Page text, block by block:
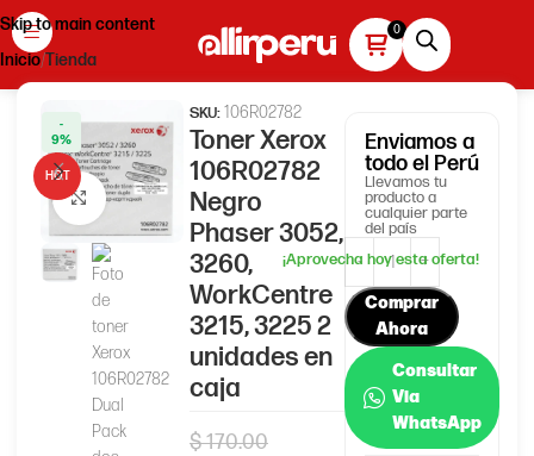
Skip to main content
Inicio Tienda
-
9%
HOT
Haga clic para ampliar
SKU:106R02782
Toner Xerox
106R02782
Negro
Phaser 3052,
3260,
WorkCentre
3215, 3225 2
unidades en
caja
$170.00
Enviamos a
todo el Perú
Llevamos tu
producto a
cualquier parte
del país
Comprar
Ahora
Consultar
Via
WhatsApp